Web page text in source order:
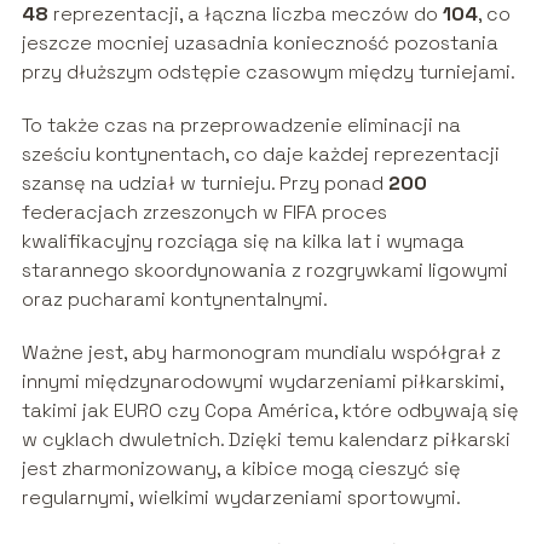
48 reprezentacji, a łączna liczba meczów do 104, co
jeszcze mocniej uzasadnia konieczność pozostania
przy dłuższym odstępie czasowym między turniejami.
To także czas na przeprowadzenie eliminacji na
sześciu kontynentach, co daje każdej reprezentacji
szansę na udział w turnieju. Przy ponad 200
federacjach zrzeszonych w FIFA proces
kwalifikacyjny rozciąga się na kilka lat i wymaga
starannego skoordynowania z rozgrywkami ligowymi
oraz pucharami kontynentalnymi.
Ważne jest, aby harmonogram mundialu współgrał z
innymi międzynarodowymi wydarzeniami piłkarskimi,
takimi jak EURO czy Copa América, które odbywają się
w cyklach dwuletnich. Dzięki temu kalendarz piłkarski
jest zharmonizowany, a kibice mogą cieszyć się
regularnymi, wielkimi wydarzeniami sportowymi.